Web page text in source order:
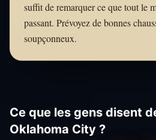
suffit de remarquer ce que tout le
passant. Prévoyez de bonnes
soupçonneux.
Ce que les gens disent
Oklahoma City ?